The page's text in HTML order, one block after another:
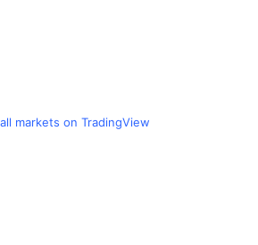
markets on TradingView